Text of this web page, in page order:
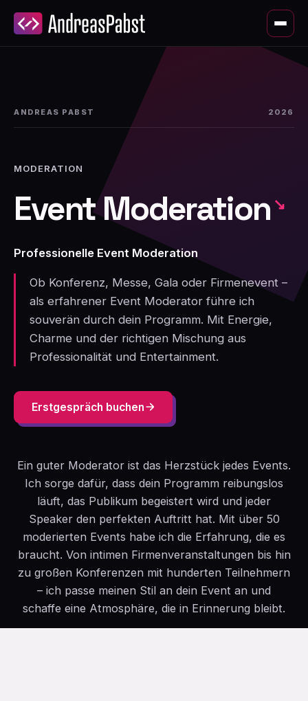
ANDREAS PABST 2026
MODERATION
Event Moderation
Professionelle Event Moderation
Ob Konferenz, Messe, Gala oder Firmenevent –
als erfahrener Event Moderator führe ich
souverän durch dein Programm. Mit Energie,
Charme und der richtigen Mischung aus
Professionalität und Entertainment.
Erstgespräch buchen
Ein guter Moderator ist das Herzstück jedes Events.
Ich sorge dafür, dass dein Programm reibungslos
läuft, das Publikum begeistert wird und jeder
Speaker den perfekten Auftritt hat. Mit über 50
moderierten Events habe ich die Erfahrung, die es
braucht. Von intimen Firmenveranstaltungen bis hin
zu großen Konferenzen mit hunderten Teilnehmern
– ich passe meinen Stil an dein Event an und
schaffe eine Atmosphäre, die in Erinnerung bleibt.